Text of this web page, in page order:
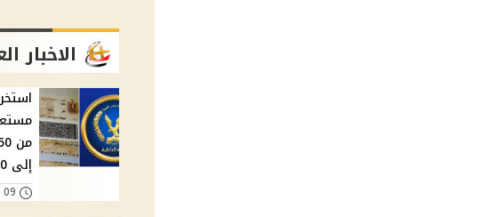
الاخبار
إلى 800 جنيه
09 أغسطس, 2026 10:41 ص